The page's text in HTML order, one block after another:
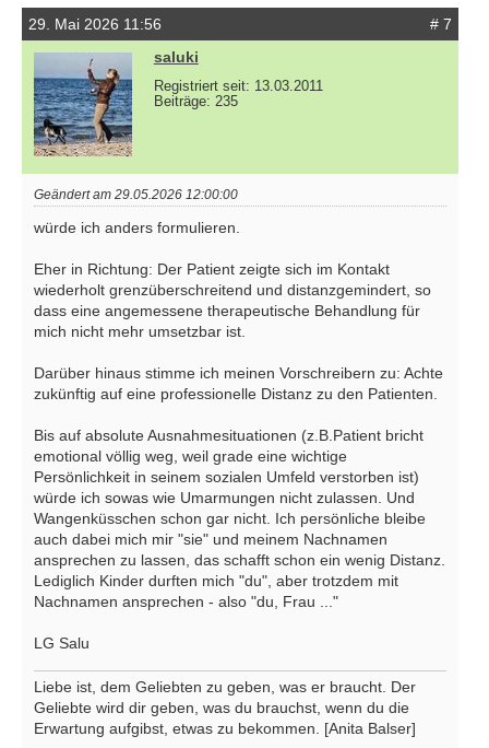
29. Mai 2026 11:56
# 7
saluki
Registriert seit: 13.03.2011
Beiträge: 235
Geändert am 29.05.2026 12:00:00
würde ich anders formulieren.
Eher in Richtung: Der Patient zeigte sich im Kontakt
wiederholt grenzüberschreitend und distanzgemindert, so
dass eine angemessene therapeutische Behandlung für
mich nicht mehr umsetzbar ist.
Darüber hinaus stimme ich meinen Vorschreibern zu: Achte
zukünftig auf eine professionelle Distanz zu den Patienten.
Bis auf absolute Ausnahmesituationen (z.B.Patient bricht
emotional völlig weg, weil grade eine wichtige
Persönlichkeit in seinem sozialen Umfeld verstorben ist)
würde ich sowas wie Umarmungen nicht zulassen. Und
Wangenküsschen schon gar nicht. Ich persönliche bleibe
auch dabei mich mir "sie" und meinem Nachnamen
ansprechen zu lassen, das schafft schon ein wenig Distanz.
Lediglich Kinder durften mich "du", aber trotzdem mit
Nachnamen ansprechen - also "du, Frau ..."
LG Salu
Liebe ist, dem Geliebten zu geben, was er braucht. Der
Geliebte wird dir geben, was du brauchst, wenn du die
Erwartung aufgibst, etwas zu bekommen. [Anita Balser]